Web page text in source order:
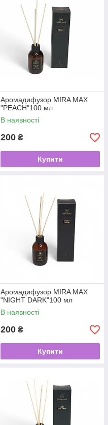
Аромадифузор MIRA MAX
"PEACH"100 мл
В наявності
200 ₴
Купити
Аромадифузор MIRA MAX
"NIGHT DARK"100 мл
В наявності
200 ₴
Купити